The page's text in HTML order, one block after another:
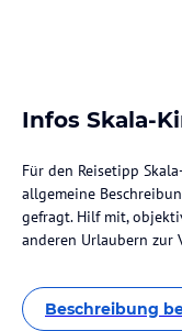
Infos Skala-
Für den Reisetipp
allgemeine
gefragt. Hilf mit,
anderen Urlaubern zur
Beschreibung